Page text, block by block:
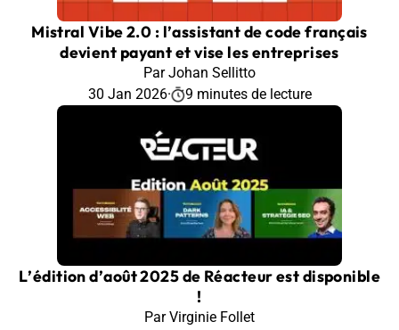
Mistral Vibe 2.0 : l’assistant de code français
devient payant et vise les entreprises
Par Johan Sellitto
30 Jan 2026· 9 minutes de lecture
L’édition d’août 2025 de Réacteur est disponible
!
Par Virginie Follet